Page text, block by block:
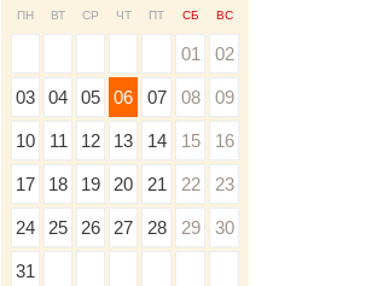
ПН ВТ СР ЧТ ПТ СБ ВС
01 02
03 04 05 06 07 08 09
10 11 12 13 14 15 16
17 18 19 20 21 22 23
24 25 26 27 28 29 30
31